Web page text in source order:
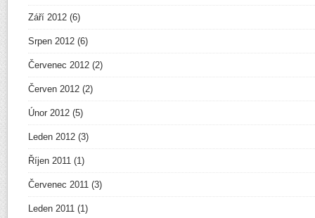
Září 2012 (6)
Srpen 2012 (6)
Červenec 2012 (2)
Červen 2012 (2)
Únor 2012 (5)
Leden 2012 (3)
Říjen 2011 (1)
Červenec 2011 (3)
Leden 2011 (1)